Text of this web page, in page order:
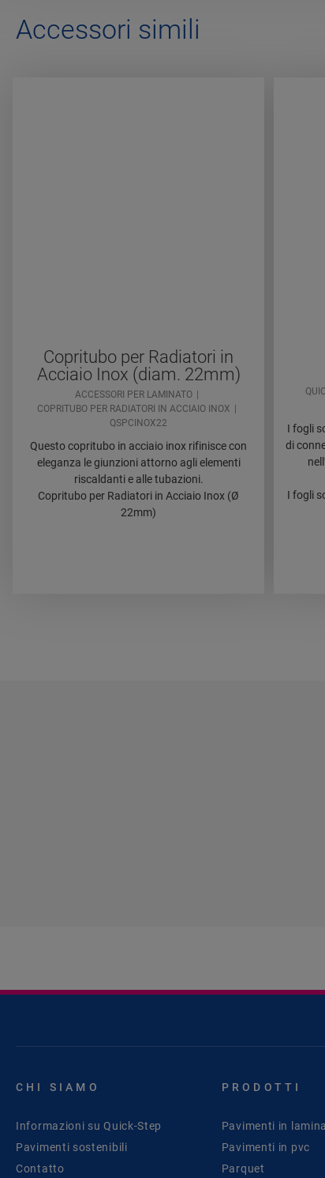
Accessori simili
Copritubo per Radiatori in
Acciaio Inox (diam. 22mm)
ACCESSORI PER LAMINATO
COPRITUBO PER RADIATORI IN ACCIAIO INOX
QSPCINOX22
Questo copritubo in acciaio inox rifinisce con
eleganza le giunzioni attorno agli elementi
riscaldanti e alle tubazioni.
Copritubo per Radiatori in Acciaio Inox (Ø
22mm)
I fogli
di
I fogli
CHI SIAMO
Informazioni su Quick-Step
Pavimenti sostenibili
Contatto
PRODOTTI
Pavimenti in
Pavimenti in pvc
Parquet